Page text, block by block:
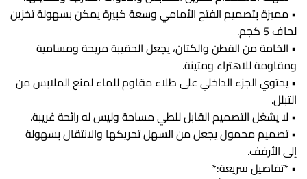
• مميزة بتصميم الفتح الأمامي وسعة كبيرة يمكن بسهولة تخزين
لحاف 5 كجم.
• الخامة من القطن والكتان، يجعل الحقيبة مريحة ومسامية
ومقاومة للاهتراء ومتينة.
• يحتوي الجزء الداخلي على طلاء مقاوم للماء لمنع الملابس من
التبلل.
• لا يشغل التصميم القابل للطي مساحة وليس له رائحة غريبة.
• تصميم محمول يجعل من السهل تحريكها والانتقال بسهولة
إلى الأرفف.
• *تفاصيل سريعة:*